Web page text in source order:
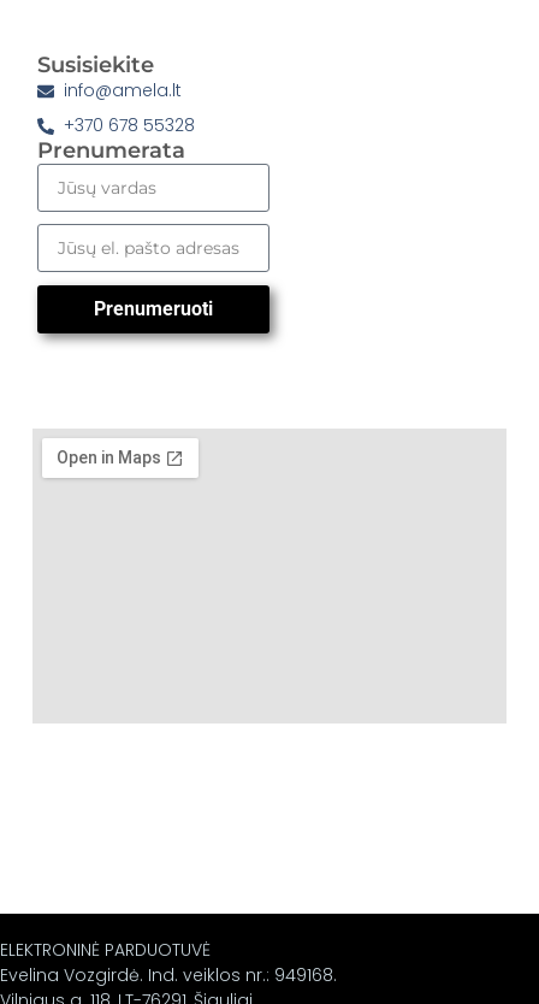
Susisiekite
info@amela.lt
+370 678 55328
Prenumerata
Prenumeruoti
ELEKTRONINĖ PARDUOTUVĖ
Evelina Vozgirdė. Ind. veiklos nr.: 949168.